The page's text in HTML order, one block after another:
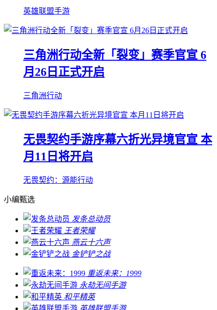
英雄联盟手游
三角洲行动全新「裂变」赛季官宣 6
月26日正式开启
三角洲行动
无畏契约手游序幕六折光异境官宣 本
月11日将开启
无畏契约：源能行动
小编甄选
发条总动员
王者荣耀
燕云十六声
金铲铲之战
重返未来：1999
永劫无间手游
和平精英
英雄联盟手游